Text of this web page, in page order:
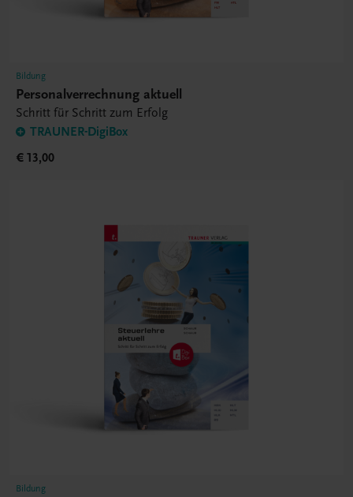
Bildung
Personalverrechnung aktuell
Schritt für Schritt zum Erfolg
TRAUNER-DigiBox
€ 13,00
Bildung